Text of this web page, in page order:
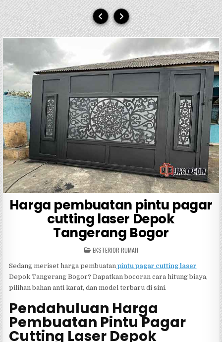
Harga pembuatan pintu pagar
cutting laser Depok
Tangerang Bogor
POSTED
IN
EKSTERIOR RUMAH
Sedang meriset harga pembuatan pintu pagar cutting laser
Depok Tangerang Bogor? Dapatkan bocoran cara hitung biaya,
pilihan bahan anti karat, dan model terbaru di sini.
Pendahuluan Harga
Pembuatan Pintu Pagar
Cutting Laser Depok